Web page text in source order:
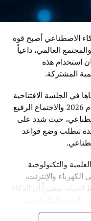
الاصطناعي أصبح قوة
العالمي، داعياً
استخدام هذه
المشتركة.
في الجلسة الافتتاحية
للمؤتمر العالمي للذكاء الاصطناعي لعام 2026 والاجتماع الرفيع
حيث شدد على
تتطلب وضع قواعد
والتكنولوجية
والإنترنت،
معتبراً أن الذكاء
نفسه تحديات مرتبطة